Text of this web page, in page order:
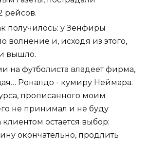
рейсов.
получилось: у Зенфиры
волнение и, исходя из этого,
вышло.
на футболиста владеет фирма,
Роналдо - кумиру Неймара.
прописанного моим
не принимал и не буду
остается выбор:
окончательно, продлить